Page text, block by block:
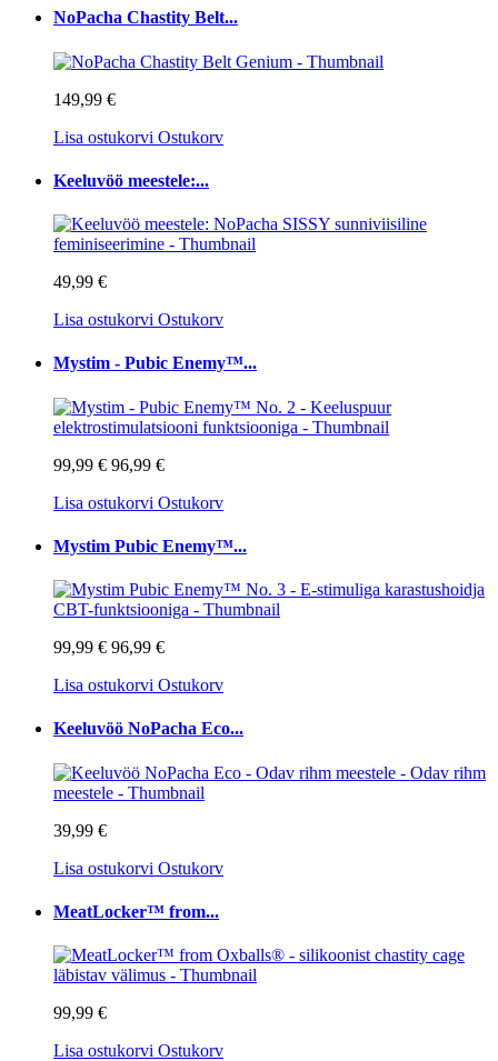
NoPacha Chastity Belt...
149,99 €
Lisa ostukorvi Ostukorv
Keeluvöö meestele:...
49,99 €
Lisa ostukorvi Ostukorv
Mystim - Pubic Enemy™...
99,99 € 96,99 €
Lisa ostukorvi Ostukorv
Mystim Pubic Enemy™...
99,99 € 96,99 €
Lisa ostukorvi Ostukorv
Keeluvöö NoPacha Eco...
39,99 €
Lisa ostukorvi Ostukorv
MeatLocker™ from...
99,99 €
Lisa ostukorvi Ostukorv